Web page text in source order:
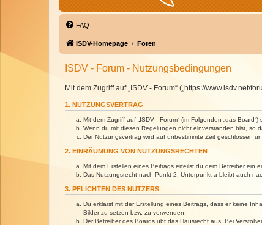
FAQ
ISDV-Homepage Foren
ISDV - Forum - Nutzungsbedingungen
Mit dem Zugriff auf „ISDV - Forum“ („https://
1. NUTZUNGSVERTRAG
Mit dem Zugriff auf „ISDV - Forum“ (im Folgenden „das
Wenn du mit diesen Regelungen nicht einverstanden bist, so
Der Nutzungsvertrag wird auf unbestimmte Zeit geschlossen
2. EINRÄUMUNG VON NUTZUNGSRECHTEN
Mit dem Erstellen eines Beitrags erteilst du dem Betreiber ein
Das Nutzungsrecht nach Punkt 2, Unterpunkt a bleibt auch
3. PFLICHTEN DES NUTZERS
Du erklärst mit der Erstellung eines Beitrags, dass er keine
Bilder zu setzen bzw. zu verwenden.
Der Betreiber des Boards übt das Hausrecht aus. Bei